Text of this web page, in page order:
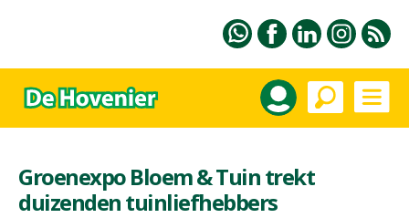
Groenexpo Bloem & Tuin trekt
duizenden tuinliefhebbers